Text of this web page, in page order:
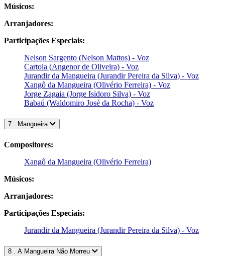
Músicos:
Arranjadores:
Participações Especiais:
Nelson Sargento (Nelson Mattos) - Voz
Cartola (Angenor de Oliveira) - Voz
Jurandir da Mangueira (Jurandir Pereira da Silva) - Voz
Xangô da Mangueira (Olivério Ferreira) - Voz
Jorge Zagaia (Jorge Isidoro Silva) - Voz
Babaú (Waldomiro José da Rocha) - Voz
7 . Mangueira
Compositores:
Xangô da Mangueira (Olivério Ferreira)
Músicos:
Arranjadores:
Participações Especiais:
Jurandir da Mangueira (Jurandir Pereira da Silva) - Voz
8 . A Mangueira Não Morreu